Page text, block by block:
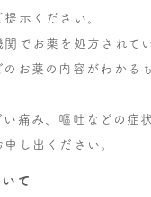
示ください。
関でお薬を処方されて
のお薬の内容がわかる
い痛み、嘔吐などの症
し出ください。
て